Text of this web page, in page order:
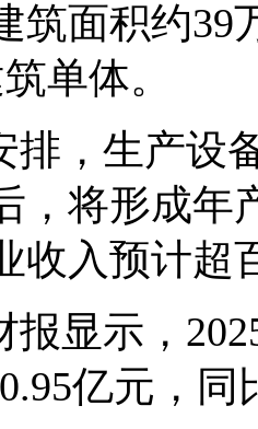
筑面积约39
单体。
排，生产设
，将形成年
收入预计超
报显示，
亿元，同